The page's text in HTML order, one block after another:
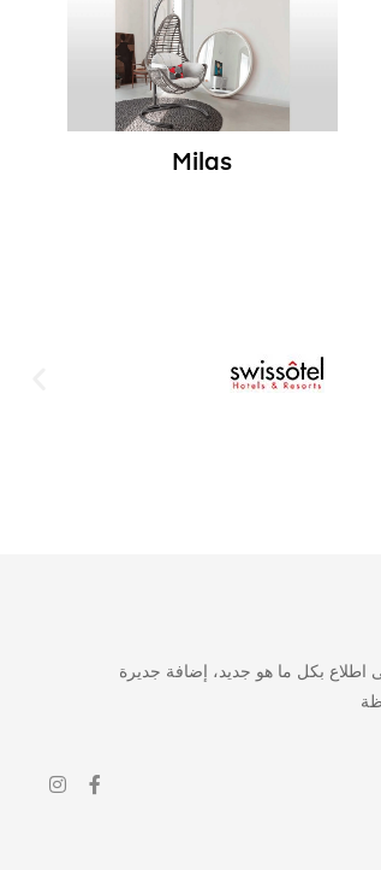
Milas
اطلاع بكل ما هو جديد، إضافة جديرة